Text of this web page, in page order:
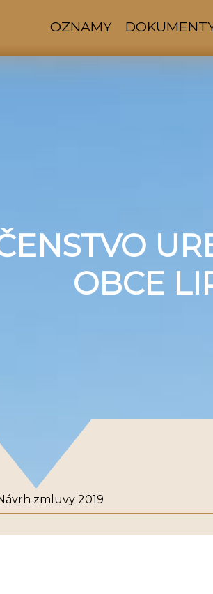
OZNAMY
OBCE
zmluvy 2019